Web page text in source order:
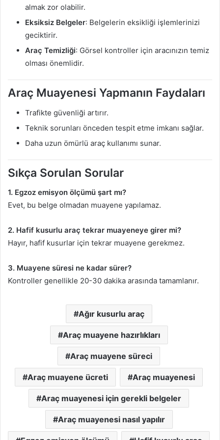
almak zor olabilir.
Eksiksiz Belgeler: Belgelerin eksikliği işlemlerinizi
geciktirir.
Araç Temizliği: Görsel kontroller için aracınızın temiz
olması önemlidir.
Araç Muayenesi Yapmanın Faydaları
Trafikte güvenliği artırır.
Teknik sorunları önceden tespit etme imkanı sağlar.
Daha uzun ömürlü araç kullanımı sunar.
Sıkça Sorulan Sorular
1. Egzoz emisyon ölçümü şart mı?
Evet, bu belge olmadan muayene yapılamaz.
2. Hafif kusurlu araç tekrar muayeneye girer mi?
Hayır, hafif kusurlar için tekrar muayene gerekmez.
3. Muayene süresi ne kadar sürer?
Kontroller genellikle 20-30 dakika arasında tamamlanır.
Ağır kusurlu araç
Araç muayene hazırlıkları
Araç muayene süreci
Araç muayene ücreti Araç muayenesi
Araç muayenesi için gerekli belgeler
Araç muayenesi nasıl yapılır